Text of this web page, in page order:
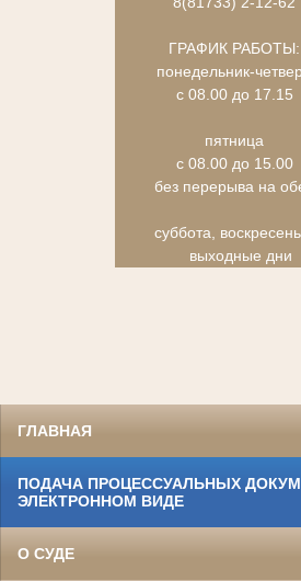
ГРАФИК РАБОТЫ:
понедельник-
с 08.00 до 17.15
пятница
с 08.00 до 15.00
без перерыва на
суббота,
выходные дни
ГЛАВНАЯ
ПОДАЧА ПРОЦЕССУАЛЬНЫХ
ЭЛЕКТРОННОМ ВИДЕ
О СУДЕ